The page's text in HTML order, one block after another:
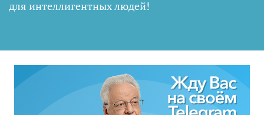
для интеллигентных людей!